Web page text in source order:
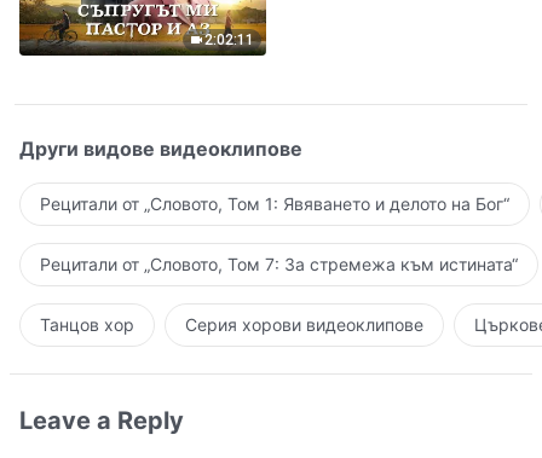
2:02:11
Други видове видеоклипове
Рецитали от „Словото, Том 1: Явяването и делото на Бог“
Рецитали от „Словото, Том 7: За стремежа към истината“
Танцов хор Серия хорови видеоклипове
Leave a Reply